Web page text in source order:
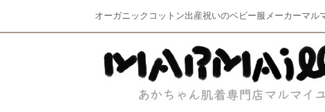
オーガニックコットン出産祝いのベビー服メーカーマ